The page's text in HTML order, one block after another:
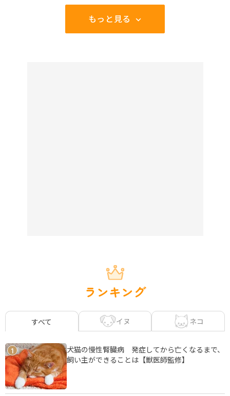
もっと見る
ランキング
すべて イヌ ネコ
1
犬猫の慢性腎臓病 発症してから亡くなるまで、
飼い主ができることは【獣医師監修】